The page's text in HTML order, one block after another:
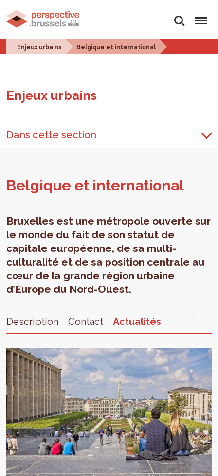
Rechercher
Menu
Enjeux urbains Belgique et international
Enjeux urbains
Dans cette section
Bel­gique et inter­na­tio­nal
Bruxelles est une métropole ouverte sur
le monde du fait de son statut de
capitale européenne, de sa multi-
culturalité et de sa position centrale au
cœur de la grande région urbaine
d’Europe du Nord-Ouest.
Description Contact Actualités